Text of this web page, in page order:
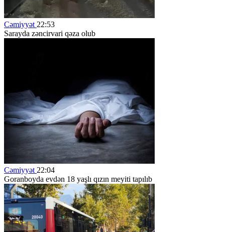
Cəmiyyət 22:53
Sarayda zəncirvari qəza olub
Cəmiyyət 22:04
Goranboyda evdən 18 yaşlı qızın meyiti tapılıb